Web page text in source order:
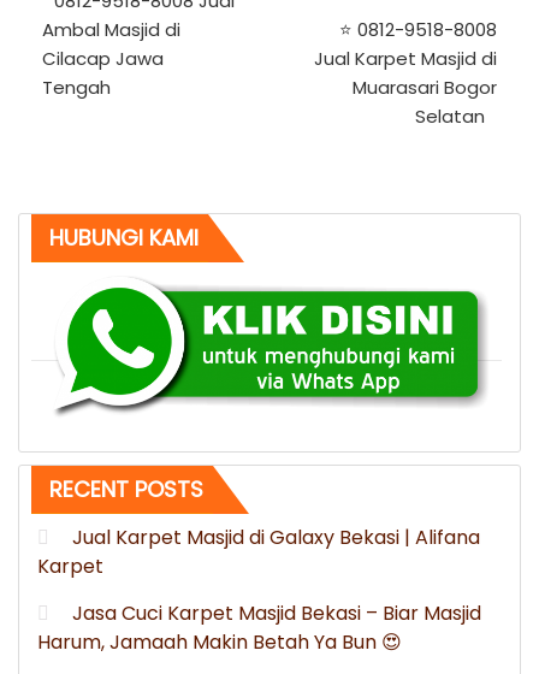
Ambal Masjid di
Cilacap Jawa
Tengah
⭐ 0812-9518-8008
Jual Karpet Masjid di
Muarasari Bogor
Selatan
HUBUNGI KAMI
RECENT POSTS
Jual Karpet Masjid di Galaxy Bekasi | Alifana
Karpet
Jasa Cuci Karpet Masjid Bekasi – Biar Masjid
Harum, Jamaah Makin Betah Ya Bun 😍